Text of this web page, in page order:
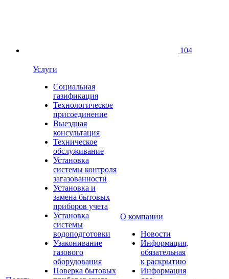
104
Услуги
Социальная
газификация
Технологическое
присоединение
Выездная
консультация
Техническое
обслуживание
Установка
системы контроля
загазованности
Установка и
замена бытовых
приборов учета
Установка
системы
водоподготовки
Узаконивание
газового
оборудования
Поверка бытовых
О компании
Новости
Информация,
обязательная
к раскрытию
Информация